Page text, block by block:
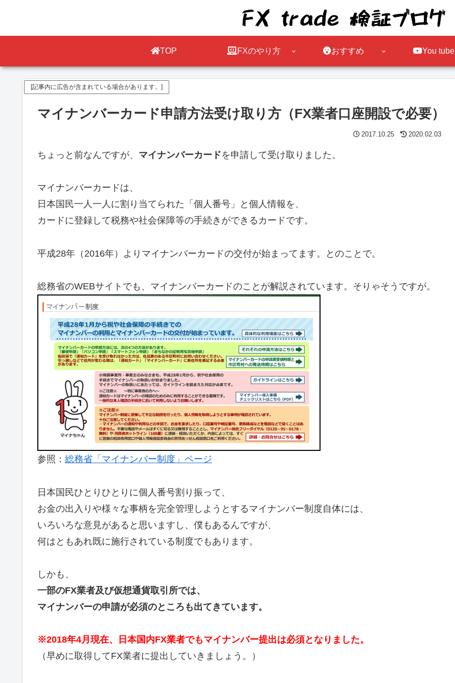
TOP FXのやり方 おすすめ You tube
[記事内に広告が含まれている場合があります。]
マイナンバーカード申請方法受け取り方（FX業者口座開設で必要）
2017.10.25 2020.02.03
ちょっと前なんですが、 マイナンバーカードを申請して受け取りました。
マイナンバーカードは、
日本国民一人一人に割り当てられた「個人番号」と個人情報を、
カードに登録して税務や社会保障等の手続きができるカードです。
平成28年（2016年）よりマイナンバーカードの交付が始まってます。とのことで。
総務省のWEBサイトでも、マイナンバーカードのことが解説されています。そりゃそうですが。
参照： 総務省「マイナンバー制度」ページ
日本国民ひとりひとりに個人番号割り振って、
お金の出入りや様々な事柄を完全管理しようとするマイナンバー制度自体には、
いろいろな意見があると思いますし、僕もあるんですが、
何はともあれ既に施行されている制度でもあります。
しかも、
一部のFX業者及び仮想通貨取引所では、
マイナンバーの申請が必須のところも出てきています。
※2018年4月現在、日本国内FX業者でもマイナンバー提出は必須となりました。
（早めに取得してFX業者に提出していきましょう。）